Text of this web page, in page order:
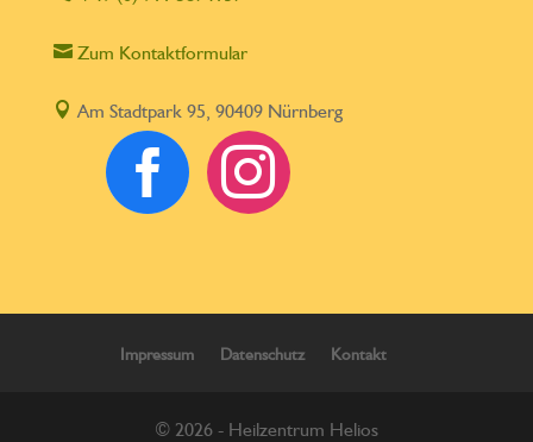
Zum Kontaktformular
 Am Stadtpark 95, 90409 Nürnberg
 
Impressum Datenschutz Kontakt
© 2026 - Heilzentrum Helios